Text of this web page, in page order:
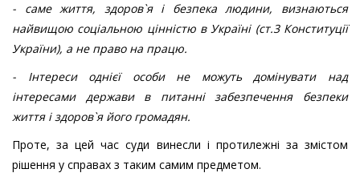
- саме життя, здоров`я і безпека людини, визнаються
найвищою соціальною цінністю в Україні(ст.3 Конституції
України), а не право на працю.
- Інтереси однієї особи не можуть домінувати над
інтересами держави в питанні забезпечення безпеки
життя і здоров`я його громадян.
Проте, за цей час суди винесли і протилежні за змістом
рішення у справах з таким самим предметом.